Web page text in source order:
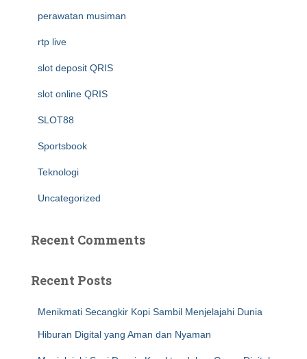
perawatan musiman
rtp live
slot deposit QRIS
slot online QRIS
SLOT88
Sportsbook
Teknologi
Uncategorized
Recent Comments
Recent Posts
Menikmati Secangkir Kopi Sambil Menjelajahi Dunia
Hiburan Digital yang Aman dan Nyaman